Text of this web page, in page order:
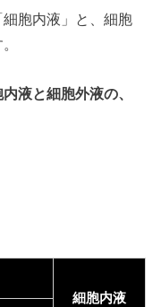
胞内液」と、細胞
液と細胞外液の、
細胞内液